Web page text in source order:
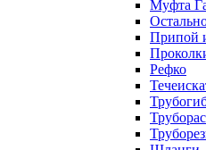
Муфта
Припой
Рефко